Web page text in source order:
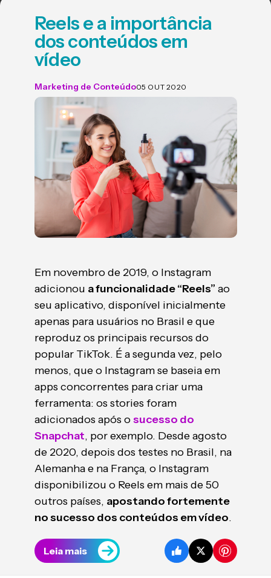
Reels e a importância
dos conteúdos em
vídeo
Marketing de Conteúdo05 OUT 2020
Em novembro de 2019, o Instagram
adicionou a funcionalidade “Reels” ao
seu aplicativo, disponível inicialmente
apenas para usuários no Brasil e que
reproduz os principais recursos do
popular TikTok. É a segunda vez, pelo
menos, que o Instagram se baseia em
apps concorrentes para criar uma
ferramenta: os stories foram
adicionados após osucesso do
Snapchat, por exemplo. Desde agosto
de 2020, depois dos testes no Brasil, na
Alemanha e na França, o Instagram
disponibilizou o Reels em mais de 50
outros países, apostando fortemente
no sucesso dos conteúdos em vídeo.
Leia mais